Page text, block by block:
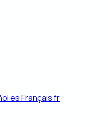
esFrançaisfr